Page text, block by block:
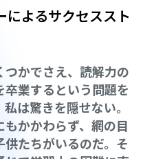
によるサクセススト
かでさえ、読解力の
業するという問題を
は驚きを隠せない。
かかわらず、網の目
たちがいるのだ。そ